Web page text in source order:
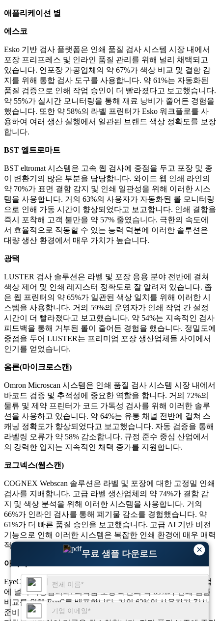
×
무료 샘플 다운로드
애플리케이션 별
에스코
Esko 기반 검사 플랫폼은 인쇄 품질 검사 시스템 시장 내에서
포장 프리프레스 및 인라인 품질 관리를 위해 널리 채택되고
있습니다. 연포장 가공업체의 약 67%가 색상 비교 및 ​​결함 감
지를 위해 통합 검사 도구를 사용합니다. 약 61%는 자동화된
품질 검증으로 인해 작업 승인이 더 빨라졌다고 보고했습니다.
약 55%가 실시간 모니터링을 통해 재료 낭비가 줄어든 경험을
했습니다. 또한 약 58%의 라벨 프린터가 Esko 워크플로를 사
용하여 여러 생산 실행에서 일관된 브랜드 색상 정확도를 보장
합니다.
BST 엘트로마트
BST eltromat 시스템은 고속 웹 검사에 중점을 두고 포장 및 종
이 변환기의 많은 부분을 담당합니다. 와이드 웹 인쇄 라인의
약 70%가 표면 결함 감지 및 인쇄 일관성을 위해 이러한 시스
템을 사용합니다. 거의 63%의 사용자가 자동화된 롤 모니터링
으로 인해 가동 시간이 향상되었다고 보고합니다. 인쇄 결함을
즉시 포착해 고객 불만을 약 57% 줄였습니다. 극한의 속도에
서 효율적으로 작동할 수 있는 능력 덕분에 이러한 솔루션은
대량 생산 환경에서 매우 가치가 높습니다.
광택
LUSTER 검사 솔루션은 라벨 및 포장 응용 분야 전반에 걸쳐
색상 제어 및 인쇄 레지스터 정확도로 잘 알려져 있습니다. 좁
은 웹 프린터의 약 65%가 일관된 색상 일치를 위해 이러한 시
스템을 사용합니다. 거의 59%의 운영자가 인쇄 작업 간 설정
시간이 더 빨라졌다고 보고했습니다. 약 54%는 지속적인 검사
피드백을 통해 거부된 롤이 줄어든 경험을 했습니다. 정밀도에
중점을 두어 LUSTER는 프리미엄 포장 생산업체들 사이에서
인기를 얻었습니다.
옴론(마이크로스캔)
Omron Microscan 시스템은 인쇄 품질 검사 시스템 시장 내에서
바코드 검증 및 추적성에 중요한 역할을 합니다. 거의 72%의
물류 및 제약 프린터가 코드 가독성 검사를 위해 이러한 솔루
션을 사용하고 있습니다. 약 64%는 유통 채널 전반에 걸쳐 스
캐닝 정확도가 향상되었다고 보고했습니다. 자동 검증을 통해
라벨링 오류가 약 58% 감소합니다. 규정 준수 중심 산업에서
의 강력한 입지는 지속적인 채택 증가를 지원합니다.
코그넥스(웹스캔)
COGNEX Webscan 솔루션은 라벨 및 포장에 대한 고정밀 인쇄
검사를 지배합니다. 고급 라벨 생산업체의 약 74%가 결함 감
지 및 색상 분석을 위해 이러한 시스템을 사용합니다. 거의
66%가 인라인 검사를 통해 폐기물 감소를 경험했습니다. 약
61%가 더 빠른 품질 승인을 보고했습니다. 고급 AI 기반 비전
기능으로 인해 이러한 시스템은 복잡한 인쇄 환경에 매우 매력
적입니다.
아이씨
EyeC 검사 시스템은 규제 대상 및 브랜드에 민감한 포장 작업
에 널리 사용됩니다. 의약품 포장 라인의 약 69%가 인쇄 샘플
비교를 위해 EyeC를 배포합니다. 거의 62%의 사용자가 감사
준비 상태가 향상되었다고 보고합니다. 약 56%는 작은 작품